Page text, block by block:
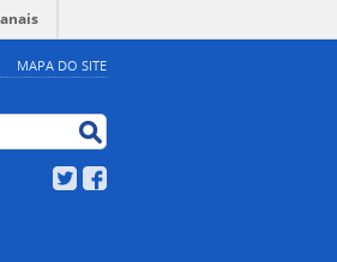
MAPA DO SITE
Twitter